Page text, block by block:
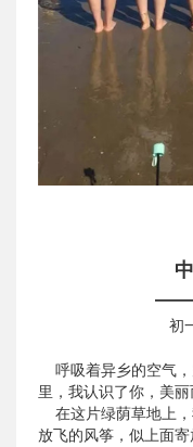
——
初
呼吸着异乡的空气，
里，我认识了你，美丽
在这片绿荫草地上，
放飞的风筝，似上面